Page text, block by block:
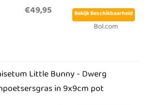
€49,95
Bekijk Beschikbaarheid
Bol.com
Little Bunny - Dwerg
in 9x9cm pot